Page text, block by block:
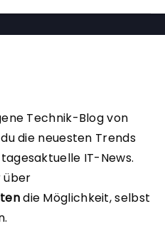
Technik-Blog von
die neuesten Trends
IT-News.
über
die Möglichkeit, selbst